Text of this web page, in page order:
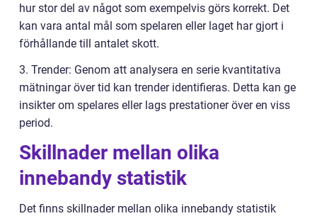
hur stor del av något som exempelvis görs korrekt. Det
kan vara antal mål som spelaren eller laget har gjort i
förhållande till antalet skott.
3. Trender: Genom att analysera en serie kvantitativa
mätningar över tid kan trender identifieras. Detta kan ge
insikter om spelares eller lags prestationer över en viss
period.
Skillnader mellan olika
innebandy statistik
Det finns skillnader mellan olika innebandy statistik